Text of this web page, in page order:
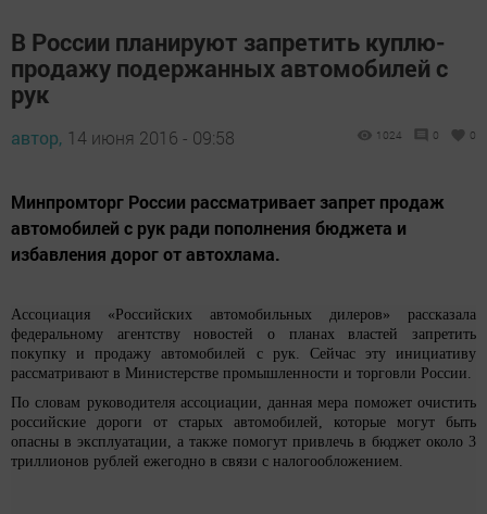
В России планируют запретить куплю-
продажу подержанных автомобилей с
рук
автор, 14 июня 2016 - 09:58 1024 0 0
Минпромторг России рассматривает запрет продаж
автомобилей с рук ради пополнения бюджета и
избавления дорог от автохлама.
Ассоциация «Российских автомобильных дилеров» рассказала
федеральному агентству новостей о планах властей запретить
покупку и продажу автомобилей с рук. Сейчас эту инициативу
рассматривают в Министерстве промышленности и торговли России.
По словам руководителя ассоциации, данная мера поможет очистить
российские дороги от старых автомобилей, которые могут быть
опасны в эксплуатации, а также помогут привлечь в бюджет около 3
триллионов рублей ежегодно в связи с налогообложением.